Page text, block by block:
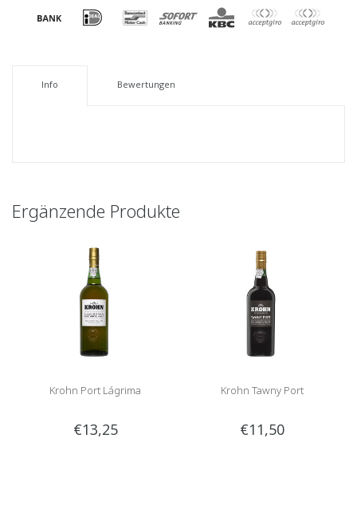
Info Bewertungen
Ergänzende Produkte
Krohn Port Lágrima
€13,25
Krohn Tawny Port
€11,50